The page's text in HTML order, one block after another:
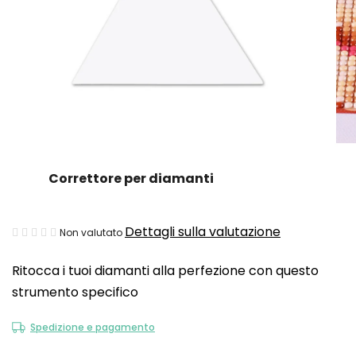
Ritocca i tuoi diamanti alla perfezione con questo
strumento specifico
Spedizione e pagamento
Correttore per diamanti
La
media
del
è
Non valutato Dettagli sulla valutazione